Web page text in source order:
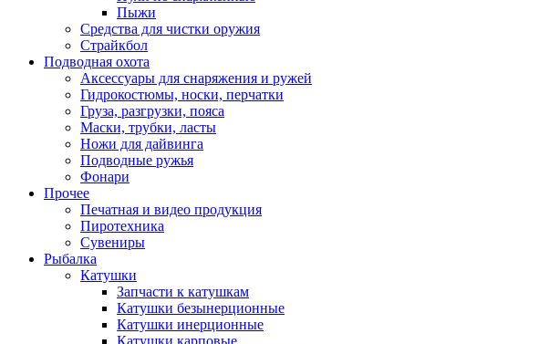
Пыжи
Средства для чистки оружия
Страйкбол
Подводная охота
Аксессуары для снаряжения и ружей
Гидрокостюмы, носки, перчатки
Груза, разгрузки, пояса
Маски, трубки, ласты
Ножи для дайвинга
Подводные ружья
Фонари
Прочее
Печатная и видео продукция
Пиротехника
Сувениры
Рыбалка
Катушки
Запчасти к катушкам
Катушки безынерционные
Катушки инерционные
Катушки карповые